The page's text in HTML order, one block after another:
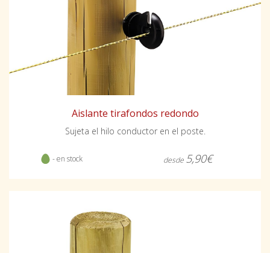
Aislante tirafondos redondo
Sujeta el hilo conductor en el poste.
- en stock desde 5,90€